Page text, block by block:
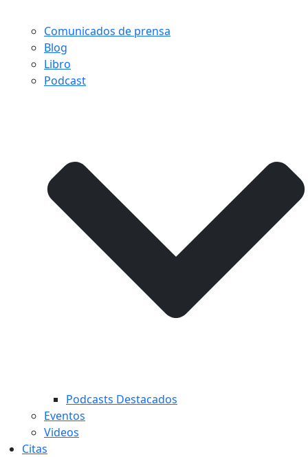
Comunicados de prensa
Blog
Libro
Podcast
Podcasts Destacados
Eventos
Videos
Citas